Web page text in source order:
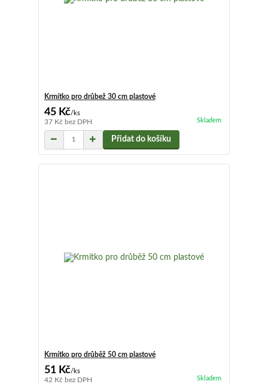
Krmítko pro drůbež 30 cm plastové
45 Kč/ks
37 Kč bez DPH Skladem
Přidat do košíku
Krmítko pro drůběž 50 cm plastové
51 Kč/ks
42 Kč bez DPH Skladem